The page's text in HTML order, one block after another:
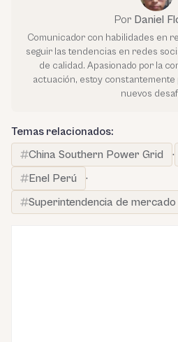
Por Daniel
Comunicador con habilidades en
seguir las tendencias en redes
de calidad. Apasionado por la
actuación, estoy
nuevos
Temas relacionados:
China Southern Power Grid
·
Enel Perú
·
Superintendencia de